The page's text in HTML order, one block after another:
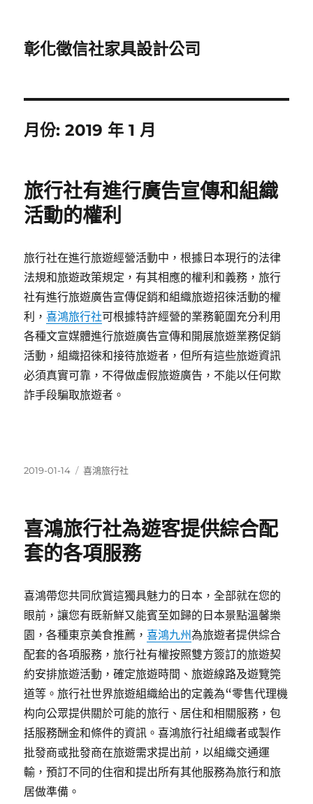
彰化徵信社家具設計公司
月份:2019 年 1 月
旅行社有進行廣告宣傳和組織
活動的權利
旅行社在進行旅遊經營活動中，根據日本現行的法律
法規和旅遊政策規定，有其相應的權利和義務，旅行
社有進行旅遊廣告宣傳促銷和組織旅遊招徠活動的權
利，喜鴻旅行社可根據特許經營的業務範圍充分利用
各種文宣媒體進行旅遊廣告宣傳和開展旅遊業務促銷
活動，組織招徠和接待旅遊者，但所有這些旅遊資訊
必須真實可靠，不得做虛假旅遊廣告，不能以任何欺
詐手段騙取旅遊者。
發
2019-01-14
分
喜鴻旅行社
喜鴻旅行社為遊客提供綜合配
套的各項服務
喜鴻帶您共同欣賞這獨具魅力的日本，全部就在您的
眼前，讓您有既新鮮又能賓至如歸的日本景點溫馨樂
園，各種東京美食推薦，喜鴻九州為旅遊者提供綜合
配套的各項服務，旅行社有權按照雙方簽訂的旅遊契
約安排旅遊活動，確定旅遊時間、旅遊線路及遊覽筦
道等。旅行社世界旅遊組織給出的定義為“零售代理機
构向公眾提供關於可能的旅行、居住和相關服務，包
括服務酬金和條件的資訊。喜鴻旅行社組織者或製作
批發商或批發商在旅遊需求提出前，以組織交通運
輸，預訂不同的住宿和提出所有其他服務為旅行和旅
居做準備。